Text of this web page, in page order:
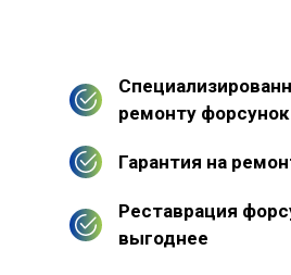
ремонту форсунок
Гарантия на
Реставрация
выгоднее